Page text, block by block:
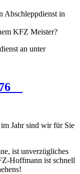
Abschleppdienst in
KFZ Meister?
an unter
Jahr sind wir für Sie
ist unverzügliches
Hoffmann ist schnell